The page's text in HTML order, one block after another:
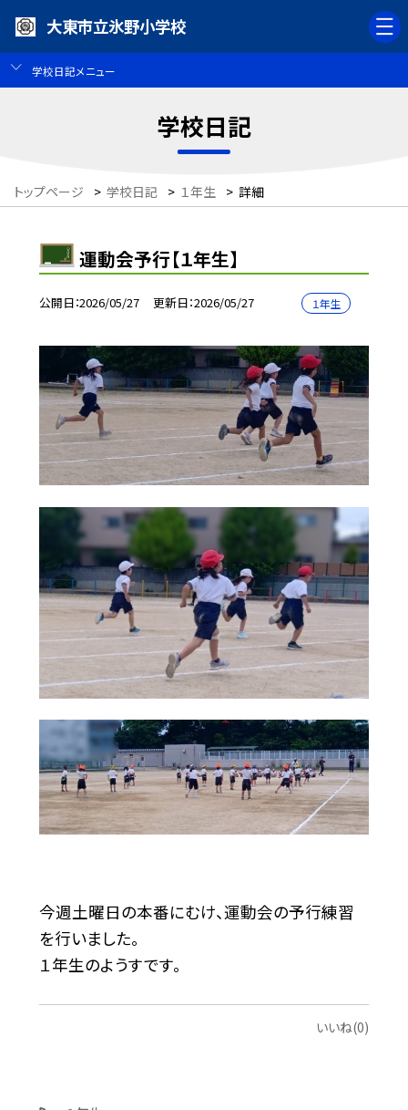
大東市立氷野小学校
学校日記メニュー
学校日記
トップページ > 学校日記 > １年生 > 詳細
運動会予行【１年生】
公開日 2026/05/27 更新日 2026/05/27 １年生
今週土曜日の本番にむけ、運動会の予行練習
を行いました。
１年生のようすです。
いいね(0)